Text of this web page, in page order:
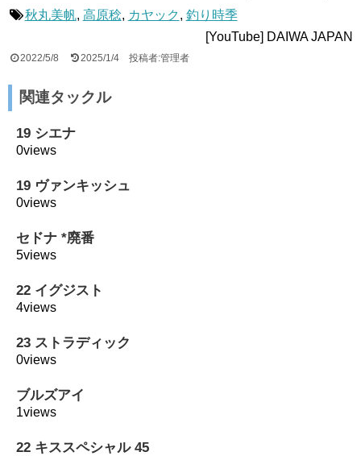
秋丸美帆, 高原稔, カヤック , 釣り時季
[YouTube] DAIWA JAPAN
2022/5/8 2025/1/4 投稿者:管理者
関連タックル
19 シエナ
0views
19 ヴァンキッシュ
0views
セドナ *廃番
5views
22 イグジスト
4views
23 ストラディック
0views
ブルズアイ
1views
22 キススペシャル 45